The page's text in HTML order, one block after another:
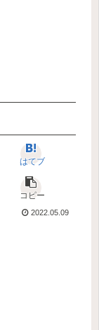
はてブ
コピー
2022.05.09